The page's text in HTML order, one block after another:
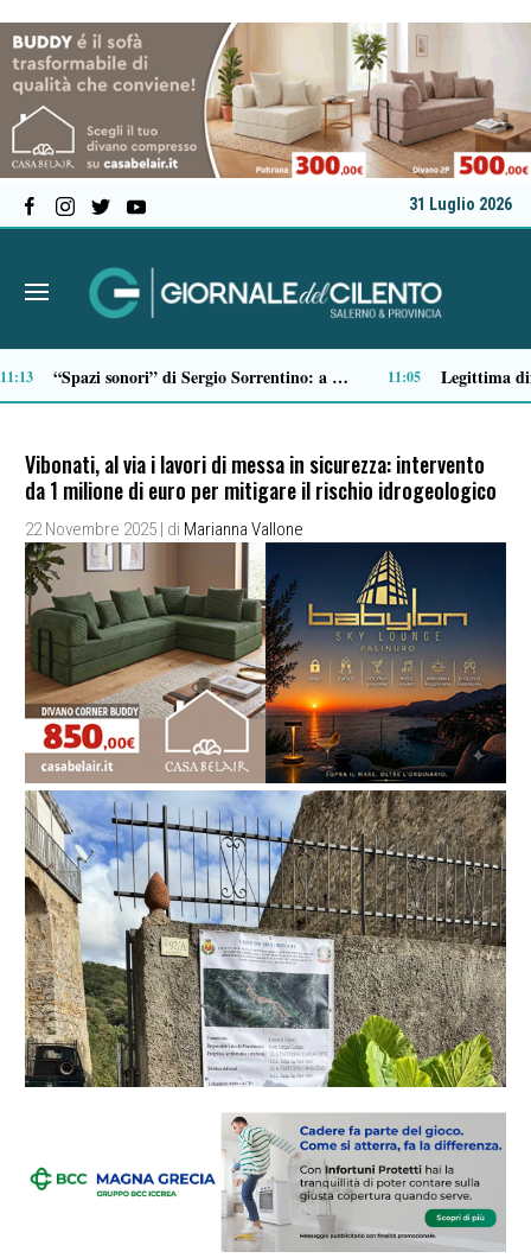
31 Luglio 2026
09:28 09:22
Vibonati, al via i lavori di messa in sicurezza: intervento
da 1 milione di euro per mitigare il rischio idrogeologico
22 Novembre 2025 | di Marianna Vallone